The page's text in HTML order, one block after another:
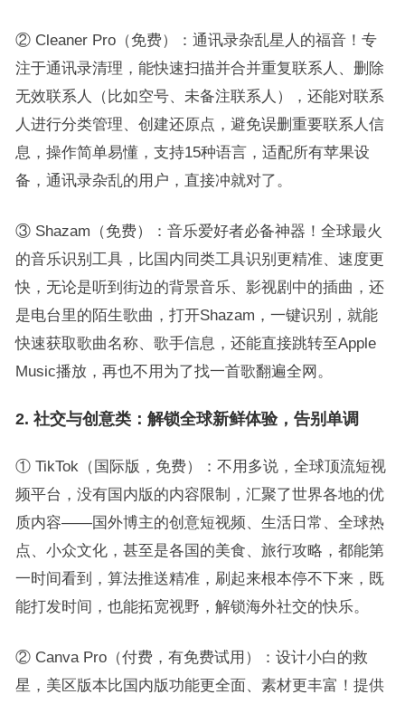
② Cleaner Pro（免费）：通讯录杂乱星人的福音！专
注于通讯录清理，能快速扫描并合并重复联系人、删除
无效联系人（比如空号、未备注联系人），还能对联系
人进行分类管理、创建还原点，避免误删重要联系人信
息，操作简单易懂，支持15种语言，适配所有苹果设
备，通讯录杂乱的用户，直接冲就对了。
③ Shazam（免费）：音乐爱好者必备神器！全球最火
的音乐识别工具，比国内同类工具识别更精准、速度更
快，无论是听到街边的背景音乐、影视剧中的插曲，还
是电台里的陌生歌曲，打开Shazam，一键识别，就能
快速获取歌曲名称、歌手信息，还能直接跳转至Apple
Music播放，再也不用为了找一首歌翻遍全网。
2. 社交与创意类：解锁全球新鲜体验，告别单调
① TikTok（国际版，免费）：不用多说，全球顶流短视
频平台，没有国内版的内容限制，汇聚了世界各地的优
质内容——国外博主的创意短视频、生活日常、全球热
点、小众文化，甚至是各国的美食、旅行攻略，都能第
一时间看到，算法推送精准，刷起来根本停不下来，既
能打发时间，也能拓宽视野，解锁海外社交的快乐。
② Canva Pro（付费，有免费试用）：设计小白的救
星，美区版本比国内版功能更全面、素材更丰富！提供